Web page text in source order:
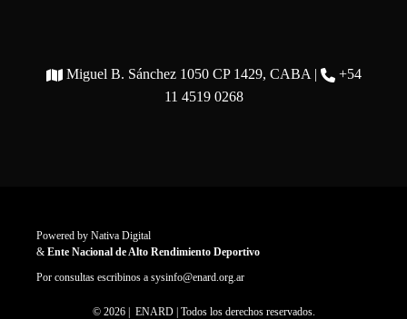
Miguel B. Sánchez 1050 CP 1429, CABA |
+54
11 4519 0268
Powered by Nativa Digital
& Ente Nacional de Alto Rendimiento Deportivo
Por consultas escribinos a sysinfo@enard.org.ar
© 2026 | ENARD | Todos los derechos reservados.